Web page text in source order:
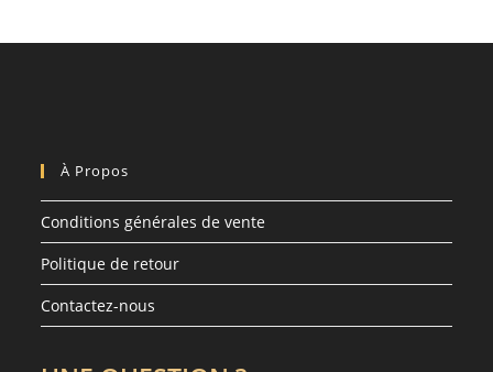
À Propos
Conditions générales de vente
Politique de retour
Contactez-nous